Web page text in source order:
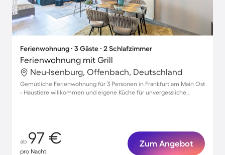
Ferienwohnung ∙ 3 Gäste ∙ 2 Schlafzimmer
Ferienwohnung mit Grill
Neu-Isenburg, Offenbach, Deutschland
Gemütliche Ferienwohnung für 3 Personen in Frankfurt am Main Ost
- Haustiere willkommen und eigene Küche für unvergessliche
ab 97 €
pro Nacht
Zum Angebot